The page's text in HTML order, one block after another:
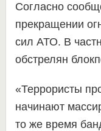
Согласно
прекращении
сил АТО. В
обстрелян
«Террористы
начинают
то же время